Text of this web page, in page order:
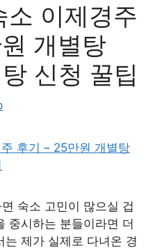
소 이제경주
개별탕
신청 꿀팁
숙소 고민이 많으실 겁
중시하는 분들이라면 더
제가 실제로 다녀온 경